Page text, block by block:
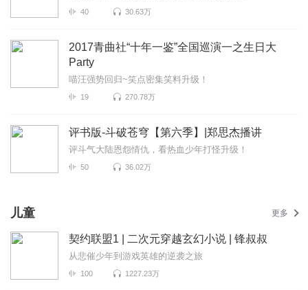
40 30.63万
2017青曲社“十年一鉴”全国巡演一之生日大
Party
喵汪强势回归~笑点密集笑料升级！
19 270.78万
评书版-斗破苍穹【第六季】|郑思杰播讲
评斗气大陆恩怨情仇，看热血少年打怪升级！
50 36.02万
儿童 更多
契约联盟1 | 二次元穿越玄幻小说 | 锋叔叔
从悲催少年到游戏英雄的逆袭之旅
100 1227.23万